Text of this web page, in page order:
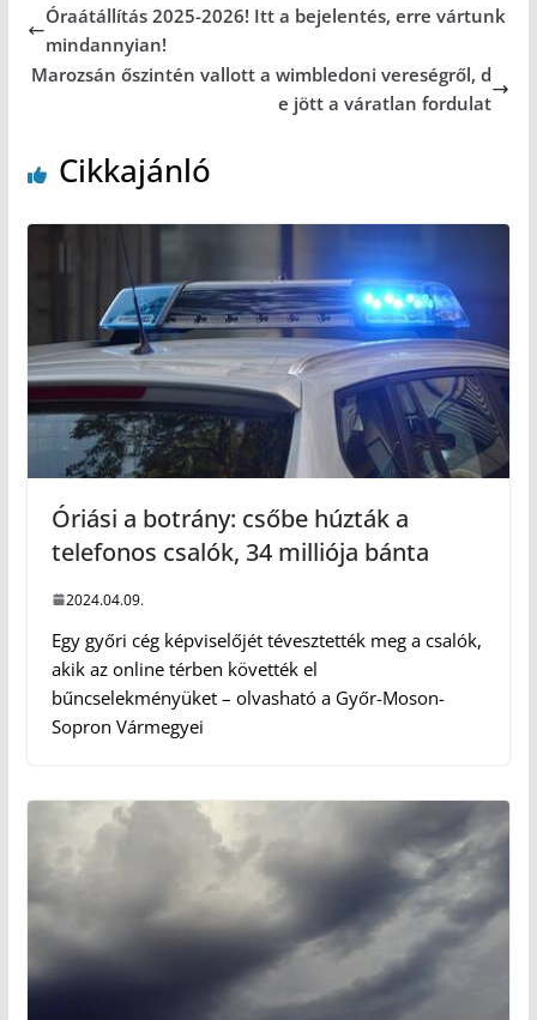
Óraátállítás 2025-2026! Itt a bejelentés, erre vártunk
mindannyian!
Marozsán őszintén vallott a wimbledoni vereségről, d
e jött a váratlan fordulat
Cikkajánló
Óriási a botrány: csőbe húzták a
telefonos csalók, 34 milliója bánta
2024.04.09.
Egy győri cég képviselőjét tévesztették meg a csalók,
akik az online térben követték el
bűncselekményüket – olvasható a Győr-Moson-
Sopron Vármegyei